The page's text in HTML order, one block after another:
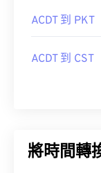
ACDT 到 PKT
ACDT 到 CST
將時間轉